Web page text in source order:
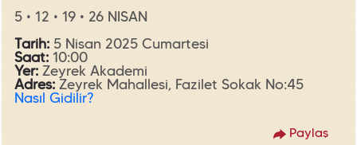
5 • 12 • 19 • 26 NISAN
Tarih: 5 Nisan 2025 Cumartesi
Saat: 10:00
Yer: Zeyrek Akademi
Adres:Zeyrek Mahallesi, Fazilet Sokak No:45
Nasıl Gidilir?
Paylaş